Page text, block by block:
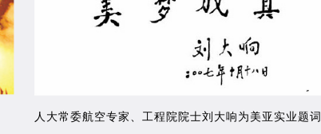
人大常委航空专家、工程院院士刘大响为美亚实业题词